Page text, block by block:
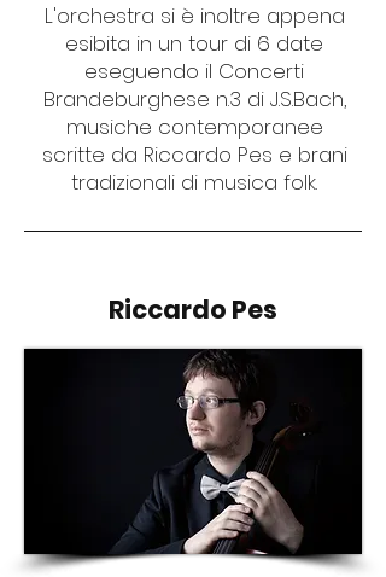
L'orchestra si è inoltre appena
esibita in un tour di 6 date
eseguendo il Concerti
Brandeburghese n.3 di J.S.Bach,
musiche contemporanee
scritte da Riccardo Pes e brani
tradizionali di musica folk.
Riccardo Pes